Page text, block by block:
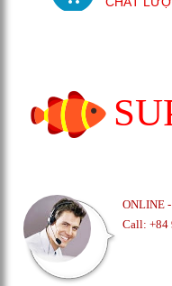
ONLINE
Call: +84